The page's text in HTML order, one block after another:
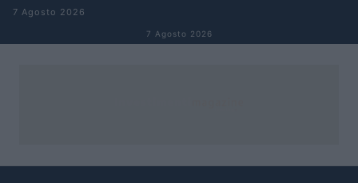
Salta al contenuto
7 Agosto 2026
7 Agosto 2026